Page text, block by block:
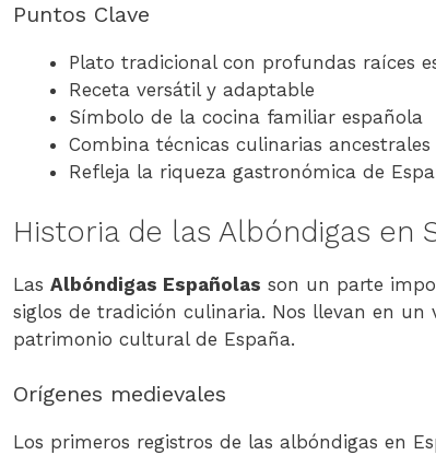
Puntos Clave
Plato tradicional con profundas raíces
Receta versátil y adaptable
Símbolo de la cocina familiar española
Combina técnicas culinarias ancestrales
Refleja la riqueza gastronómica de
Historia de las Albóndigas en
Las Albóndigas Españolas son un parte
siglos de tradición culinaria. Nos llevan en
patrimonio cultural de España.
Orígenes medievales
Los primeros registros de las albóndigas en